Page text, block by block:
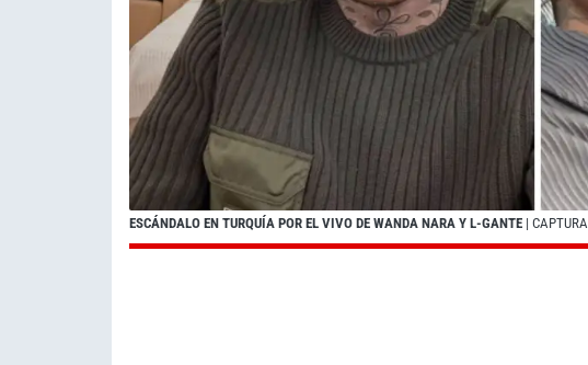
ESCÁNDALO EN TURQUÍA POR EL VIVO DE WANDA NARA Y L-GANTE | CAPTURA